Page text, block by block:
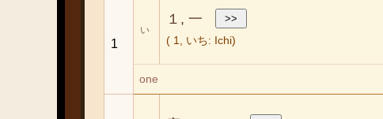
1
い
１, 一
( 1, いち: Ichi)
one